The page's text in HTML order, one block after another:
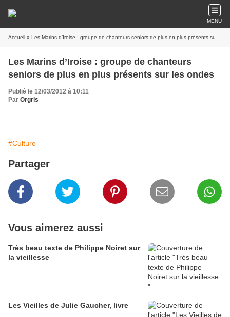
MENU
Accueil » Les Marins d’Iroise : groupe de chanteurs seniors de plus en plus présents sur les ondes
Les Marins d’Iroise : groupe de chanteurs
seniors de plus en plus présents sur les ondes
Publié le 12/03/2012 à 10:11
Par Orgris
#Culture
Partager
Vous aimerez aussi
Très beau texte de Philippe Noiret sur
la vieillesse
Les Vieilles de Julie Gaucher, livre